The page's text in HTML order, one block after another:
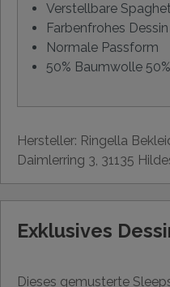
Verstellbare
Farbenfrohes Dessin
Normale Passform
50% Baumwolle
Hersteller: Ringella
Daimlerring 3, 31135
Exklusives
Dieses gemusterte